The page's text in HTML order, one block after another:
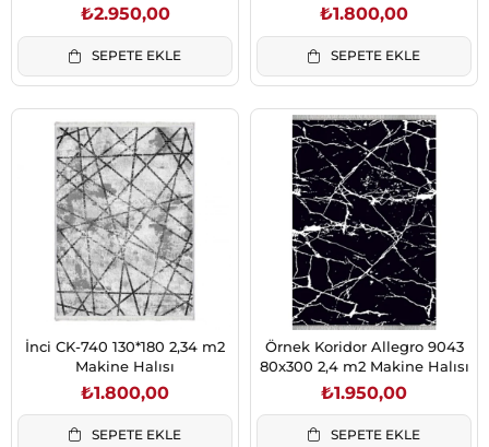
₺2.950,00
SEPETE EKLE
₺1.800,00
SEPETE EKLE
İnci CK-740 130*180 2,34 m2
Makine Halısı
₺1.800,00
SEPETE EKLE
Örnek Koridor Allegro 9043
80x300 2,4 m2 Makine Halısı
₺1.950,00
SEPETE EKLE